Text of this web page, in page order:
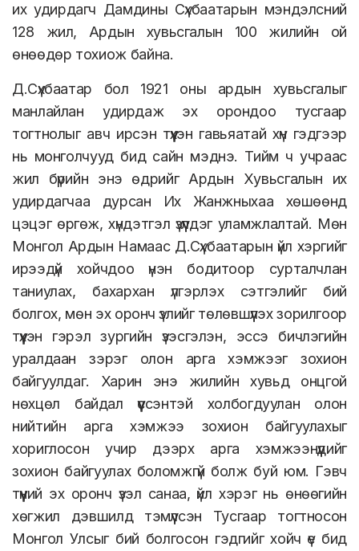
их удирдагч Дамдины Сүхбаатарын мэндэлсний
128 жил, Ардын хувьсгалын 100 жилийн ой
өнөөдөр тохиож байна.
Д.Сүхбаатар бол 1921 оны ардын хувьсгалыг
манлайлан удирдаж эх орондоо тусгаар
тогтнолыг авч ирсэн түүхэн гавьяатай хүн гэдгээр
нь монголчууд бид сайн мэднэ. Тийм ч учраас
жил бүрийн энэ өдрийг Ардын Хувьсгалын их
удирдагчаа дурсан Их Жанжныхаа хөшөөнд
цэцэг өргөж, хүндэтгэл үзүүлдэг уламжлалтай. Мөн
Монгол Ардын Намаас Д.Сүхбаатарын үйл хэргийг
ирээдүй хойчдоо үнэн бодитоор сурталчлан
таниулах, бахархан үлгэрлэх сэтгэлийг бий
болгох, мөн эх оронч үзлийг төлөвшүүлэх зорилгоор
түүхэн гэрэл зургийн үзэсгэлэн, эссэ бичлэгийн
уралдаан зэрэг олон арга хэмжээг зохион
байгуулдаг. Харин энэ жилийн хувьд онцгой
нөхцөл байдал үүссэнтэй холбогдуулан олон
нийтийн арга хэмжээ зохион байгуулахыг
хориглосон учир дээрх арга хэмжээнүүдийг
зохион байгуулах боломжгүй болж буй юм. Гэвч
түүний эх оронч үзэл санаа, үйл хэрэг нь өнөөгийн
хөгжил дэвшилд тэмүүлсэн Тусгаар тогтносон
Монгол Улсыг бий болгосон гэдгийг хойч үе бид